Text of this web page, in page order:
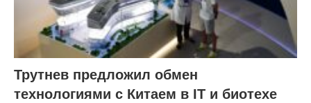
Трутнев предложил обмен
технологиями с Китаем в IT и биотехе